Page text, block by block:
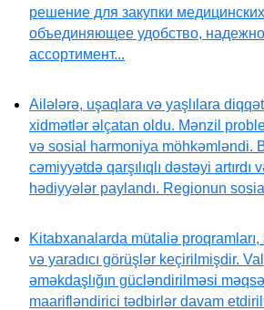
решение для закупки
объединяющее удобство,
ассортимент...
Ailələrə, uşaqlara və yaşlılara
xidmətlər əlçatan oldu. Mənzil
və sosial harmoniya möhkəmləndi.
cəmiyyətdə qarşılıqlı dəstəyi artırdı
hədiyyələr paylandı. Regionun
Kitabxanalarda mütaliə proqramları,
və yaradıcı görüşlər keçirilmişdir.
əməkdaşlığın gücləndirilməsi
maarifləndirici tədbirlər davam